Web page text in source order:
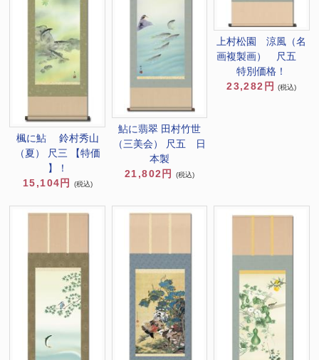
楓に鮎 鈴村秀山
（夏） 尺三 【特価
】！
15,104円
(税込)
鮎に翡翠 田村竹世
（三美会） 尺五 日
本製
21,802円
(税込)
上村松園 涼風（名
画複製画） 尺五
特別価格！
23,282円
(税込)